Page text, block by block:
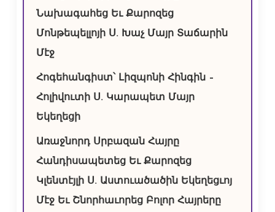
Նախագահեց Եւ Քարոզեց
Մոնթեպելլոյի Ս. Խաչ Մայր Տաճարին
Մէջ
Հոգեհանգիստ՝ Լիզպոնի Հինգին –
Հոլիվուտի Ս. Կարապետ Մայր
Եկեղեցի
Առաջնորդ Սրբազան Հայրը
Հանդիսապետեց Եւ Քարոզեց
Կլենտէյլի Ս. Աստուածածին Եկեղեցւոյ
Մէջ Եւ Շնորհաւորեց Բոլոր Հայրերը